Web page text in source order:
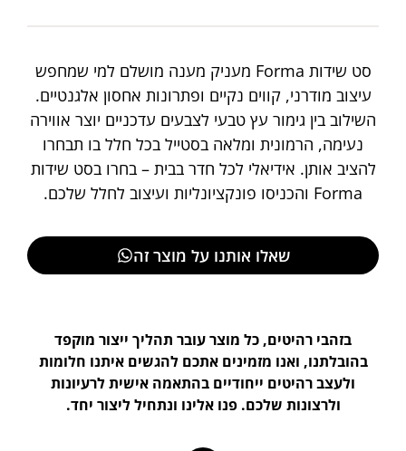
סט שידות Forma מעניק מענה מושלם למי שמחפש
עיצוב מודרני, קווים נקיים ופתרונות אחסון אלגנטיים.
השילוב בין גימור עץ טבעי לצבעים עדכניים יוצר אווירה
נעימה, הרמונית ומלאה בסטייל בכל חלל בו תבחרו
להציב אותן. אידיאלי לכל חדר בבית – בחרו בסט שידות
Forma והכניסו פונקציונליות ועיצוב לחלל שלכם.
שאלו אותנו על מוצר זה
בזהבי רהיטים, כל מוצר עובר תהליך ייצור מוקפד
בהובלתנו, ואנו מזמינים אתכם להגשים איתנו חלומות
ולעצב רהיטים ייחודיים בהתאמה אישית לרעיונות
ולרצונות שלכם. פנו אלינו ונתחיל ליצור יחד.